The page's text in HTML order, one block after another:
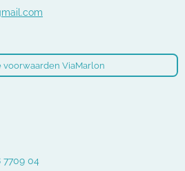
voorwaarden ViaMarlon
7709 04